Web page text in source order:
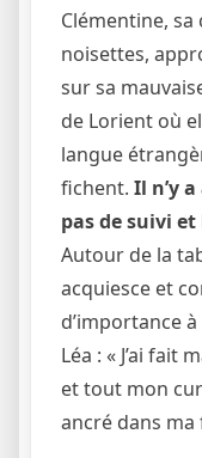
Clémentine,
noisettes,
sur sa
de Lorient où
langue
fichent. Il n’y
pas de suivi
Autour de la
acquiesce et
d’importance
Léa : « J’ai fait
et tout mon
ancré dans ma